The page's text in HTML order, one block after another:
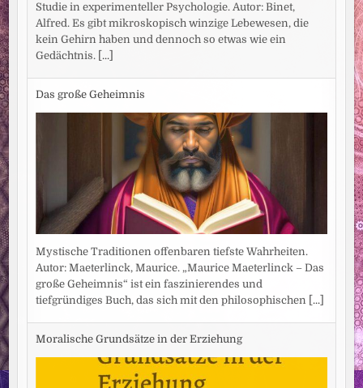
Studie in experimenteller Psychologie. Autor: Binet,
Alfred. Es gibt mikroskopisch winzige Lebewesen, die
kein Gehirn haben und dennoch so etwas wie ein
Gedächtnis. [...]
Das große Geheimnis
Mystische Traditionen offenbaren tiefste Wahrheiten.
Autor: Maeterlinck, Maurice. „Maurice Maeterlinck – Das
große Geheimnis“ ist ein faszinierendes und
tiefgründiges Buch, das sich mit den philosophischen [...]
Moralische Grundsätze in der Erziehung